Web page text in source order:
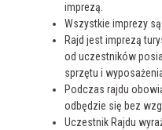
imprezą.
Wszystkie imprezy
Rajd jest imprezą
od uczestników
sprzętu i
Podczas rajdu
odbędzie się bez
Uczestnik Rajdu